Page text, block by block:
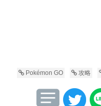
Pokémon GO 攻略